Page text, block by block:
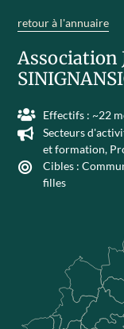
retour à l'annuaire
Association
Effectifs : ~22
Secteurs
et formation,
Cibles :
filles